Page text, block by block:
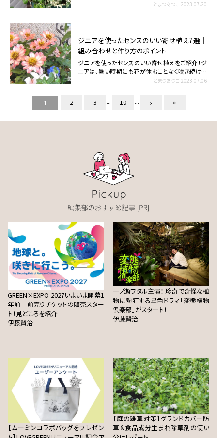
とまつあつこ 2023.07.20
ジニアを使ったセンスのいい寄せ植え7選｜
組み合わせと作り方のポイント
ジニアを使ったセンスのいい寄せ植えをご紹介！ジ
ニアは、暑い時期にも花が休むことなく咲き続ける
とまつあつこ 2023.07.06
1 2 3 ... 10 ... »
GREEN×EXPO 2027いよいよ開幕1
年前｜前売りチケットの販売スター
ト！見どころを紹介
伊藤賢治
一ノ瀬ワタル主演！ 珍奇で奇怪な植
物に熱狂する異色ドラマ「変態植物
倶楽部」がスタート！
伊藤賢治
【ムーミンコラボバッグをプレゼン
【庭の雑草対策】グランドカバー防
草＆食品成分生まれ除草剤の使い